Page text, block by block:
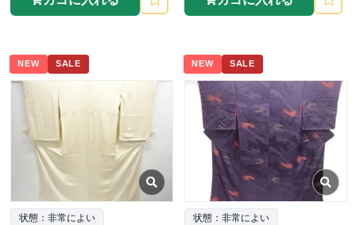
NEW SALE
状態：非常によい
NEW SALE
状態：非常によい